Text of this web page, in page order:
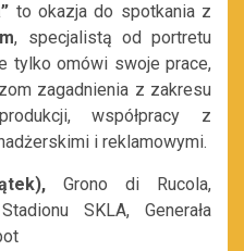
to okazja do spotkania z
, specjalistą od portretu
tylko omówi swoje prace,
zagadnienia z zakresu
współpracy z
i reklamowymi.
Grono di Rucola,
SKLA, Generała